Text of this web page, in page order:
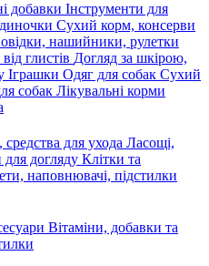
добавки Інструменти для
Сухий корм, консерви
нашийники, рулетки
глистів Догляд за шкірою,
Іграшки Одяг для собак Сухий
собак Лікувальні корми
для ухода Ласощі,
для догляду Клітки та
наповнювачі, підстилки
Вітаміни, добавки та